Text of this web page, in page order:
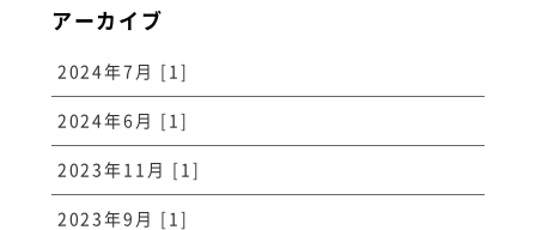
アーカイブ
2024年7月 [1]
2024年6月 [1]
2023年11月 [1]
2023年9月 [1]